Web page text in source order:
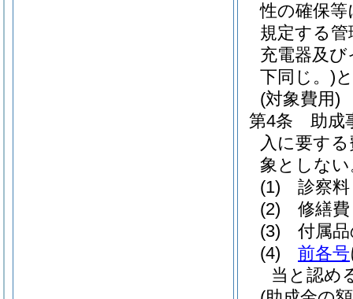
性の確保
規定する
充電器及
下同じ。)
(対象費用)
第4条
助成
入に要す
象としな
(1)
診察料
(2)
修繕費
(3)
付属
(4)
前各号
当と認め